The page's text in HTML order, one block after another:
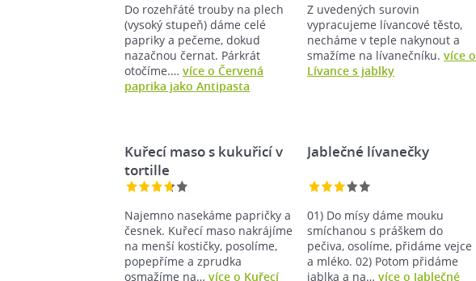
Do rozehřáté trouby na plech
(vysoký stupeň) dáme celé
papriky a pečeme, dokud
nazačnou černat. Párkrát
otočíme.… více o Červená
paprika jako Antipasta
Z uvedených surovin
vypracujeme lívancové těsto,
necháme v teple nakynout a
smažíme na lívanečníku.více o
Lívance s jablky
Kuřecí maso s kukuřicí v
tortille
Najemno nasekáme papričky a
česnek. Kuřecí maso nakrájíme
na menší kostičky, posolíme,
popepříme a zprudka
osmažíme na… více o Kuřecí
Jablečné lívanečky
01) Do mísy dáme mouku
smíchanou s práškem do
pečiva, osolíme, přidáme vejce
a mléko. 02) Potom přidáme
jablka a na…více o Jablečné